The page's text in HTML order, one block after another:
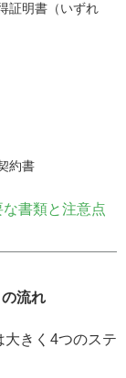
証明書（いずれ
約書
書類と注意点
流れ
大きく4つのステ